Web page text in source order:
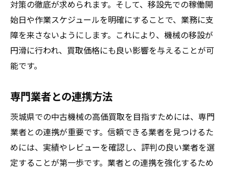
対策の徹底が求められます。そして、移設先での稼働開
始日や作業スケジュールを明確にすることで、業務に支
障を来さないようにします。これにより、機械の移設が
円滑に行われ、買取価格にも良い影響を与えることが可
能です。
専門業者との連携方法
茨城県での中古機械の高価買取を目指すためには、専門
業者との連携が重要です。信頼できる業者を見つけるた
めには、実績やレビューを確認し、評判の良い業者を選
定することが第一歩です。業者との連携を強化するため